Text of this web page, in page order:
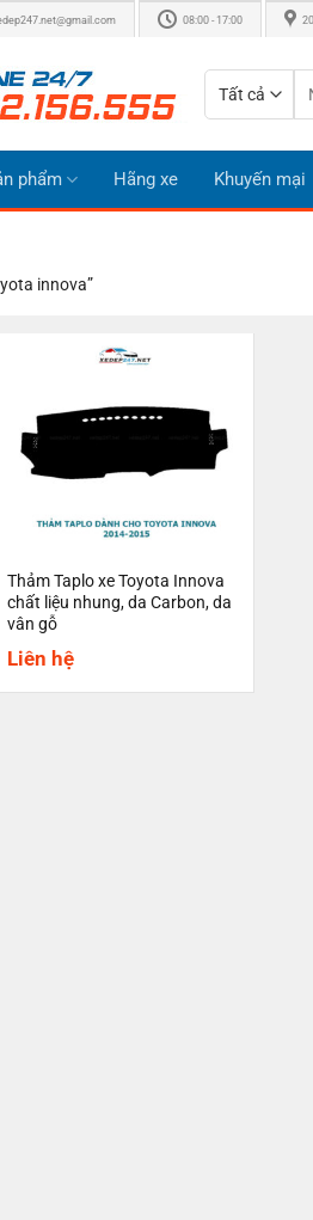
08:00 - 17:00
phẩm Hãng xe Khuyến mại
innova”
Thảm Taplo xe Toyota Innova
chất liệu nhung, da Carbon, da
vân gỗ
Liên hệ